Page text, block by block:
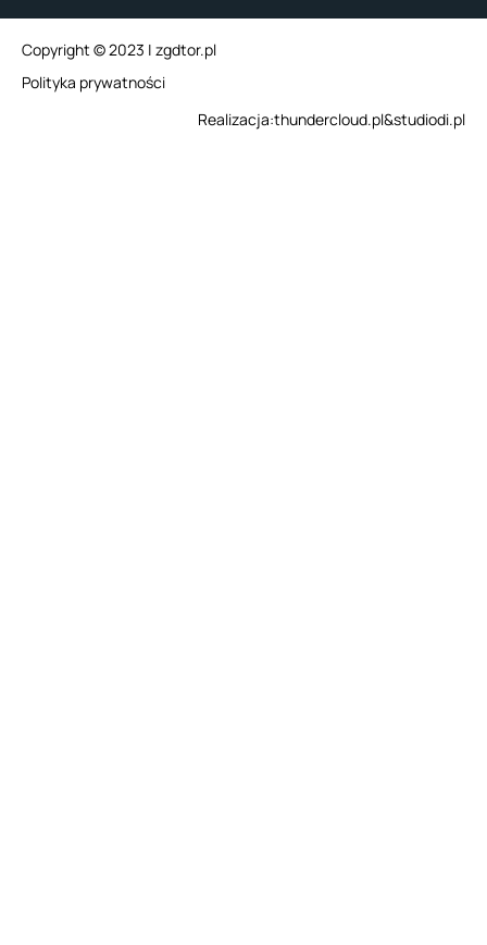
Copyright © 2023 | zgdtor.pl
Polityka prywatności
studiodi.pl
&
thundercloud.pl
Realizacja: